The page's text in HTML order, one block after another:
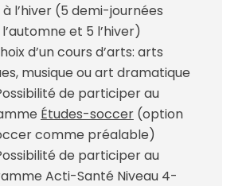
à l’hiver (5 demi-journées
l’automne et 5 l’hiver)
d’un cours d’arts: arts
musique ou art dramatique
de participer au
Études-soccer(option
comme préalable)
de participer au
Acti-Santé Niveau 4-